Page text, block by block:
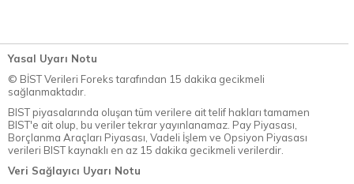
Yasal Uyarı Notu
© BİST Verileri Foreks tarafından 15 dakika gecikmeli
sağlanmaktadır.
BIST piyasalarında oluşan tüm verilere ait telif hakları tamamen
BIST'e ait olup, bu veriler tekrar yayınlanamaz. Pay Piyasası,
Borçlanma Araçları Piyasası, Vadeli İşlem ve Opsiyon Piyasası
verileri BIST kaynaklı en az 15 dakika gecikmeli verilerdir.
Veri Sağlayıcı Uyarı Notu